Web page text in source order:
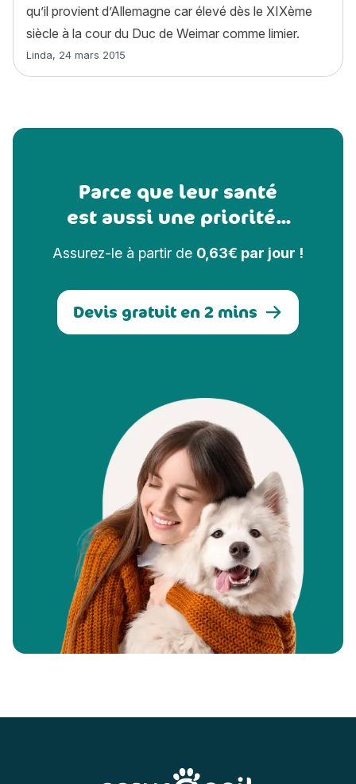
qu’il provient d’Allemagne car élevé dès le XIXème
siècle à la cour du Duc de Weimar comme limier.
Article rédigé par
Linda, 24 mars 2015
Parce que leur santé
est aussi une priorité...
Assurez-le à partir de 0,63€ par jour !
Devis gratuit en 2 mins